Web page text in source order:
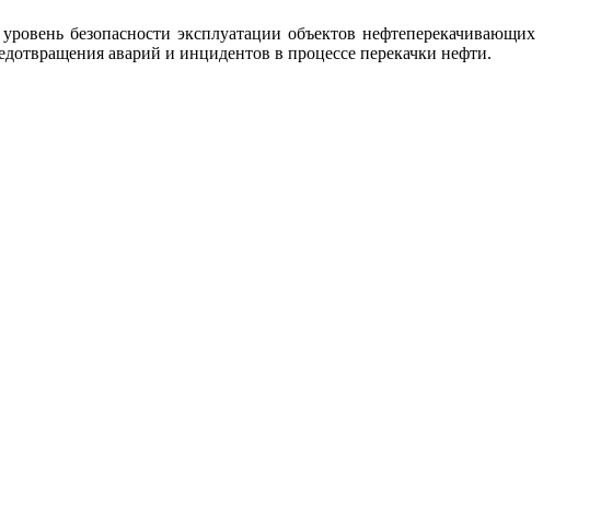
безопасности эксплуатации объектов нефтеперекачивающих
аварий и инцидентов в процессе перекачки нефти.